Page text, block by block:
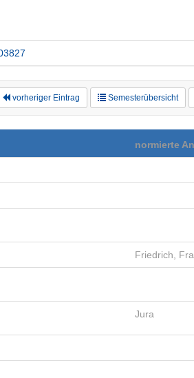
vorheriger Eintrag Semesterübersicht
normierte
Friedrich,
Jura